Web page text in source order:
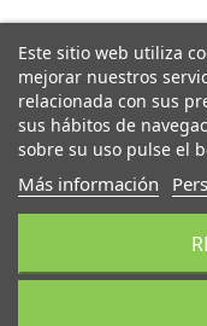
Este sitio web utiliza
mejorar nuestros
relacionada con sus
sus hábitos de
sobre su uso pulse el
Más información